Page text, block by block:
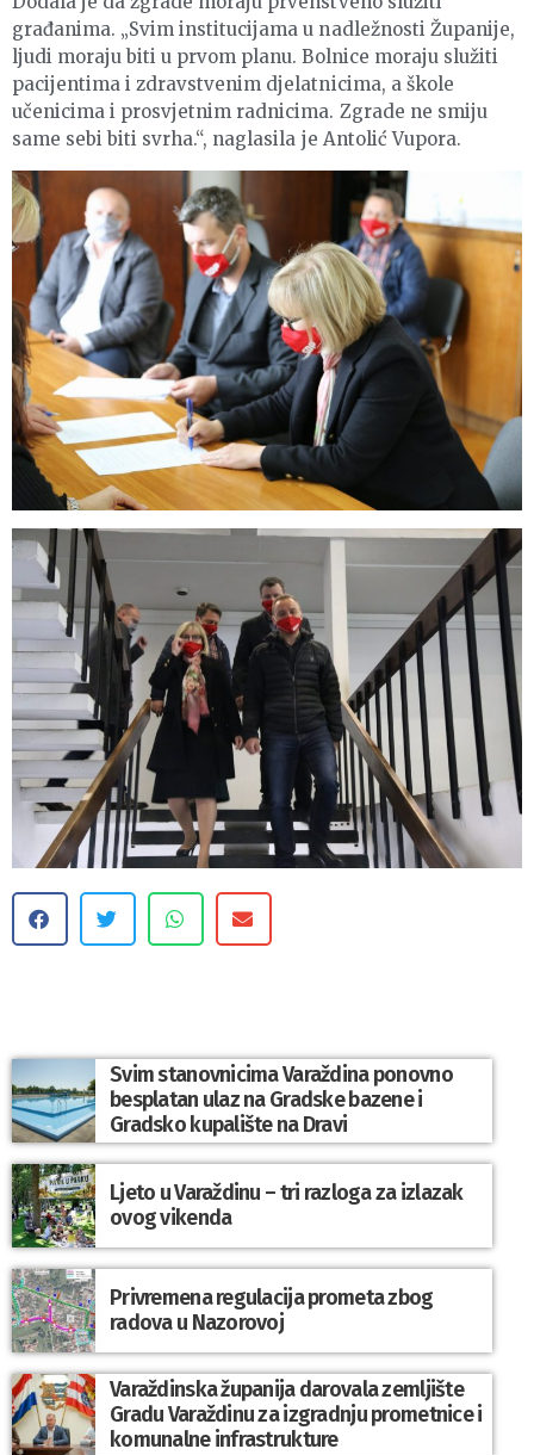
građanima. „Svim institucijama u nadležnosti Županije,
ljudi moraju biti u prvom planu. Bolnice moraju služiti
pacijentima i zdravstvenim djelatnicima, a škole
učenicima i prosvjetnim radnicima. Zgrade ne smiju
same sebi biti svrha.“, naglasila je Antolić Vupora.
Svim stanovnicima Varaždina ponovno
besplatan ulaz na Gradske bazene i
Gradsko kupalište na Dravi
Ljeto u Varaždinu – tri razloga za izlazak
ovog vikenda
Privremena regulacija prometa zbog
radova u Nazorovoj
Varaždinska županija darovala zemljište
Gradu Varaždinu za izgradnju prometnice i
komunalne infrastrukture